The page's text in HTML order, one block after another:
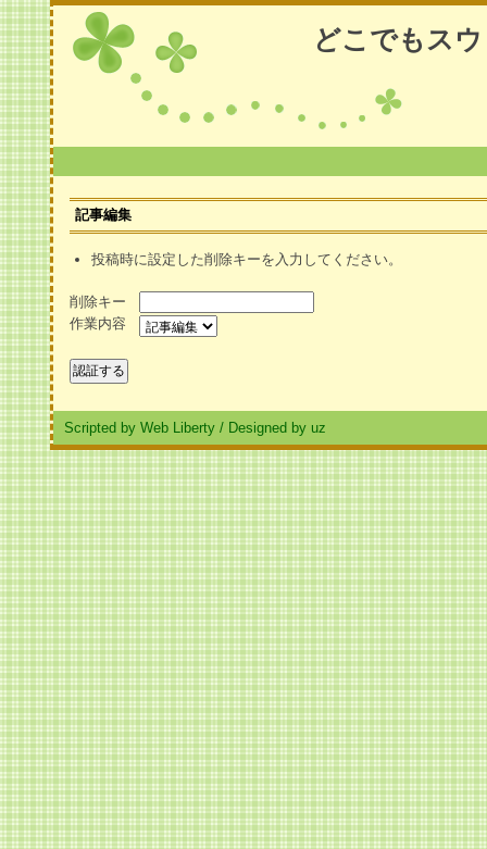
どこでもス
記事編集
投稿時に設定した削除キーを入力してください。
削除キー
作業内容
Scripted by Web Liberty / Designed by uz